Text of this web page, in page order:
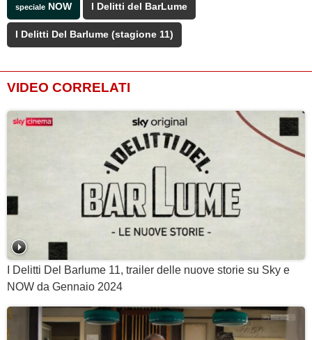
speciale NOW I Delitti del BarLume
I Delitti Del Barlume (stagione 11)
VIDEO CORRELATI
I Delitti Del Barlume 11, trailer delle nuove storie su Sky e
NOW da Gennaio 2024